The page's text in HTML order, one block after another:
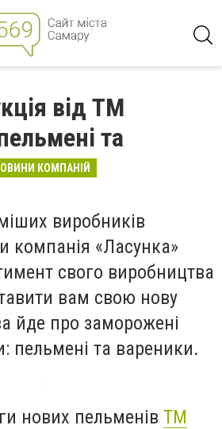
від ТМ
та
КОМПАНІЙ
виробників
компанія «Ласунка»
свого виробництва
вам свою нову
йде про заморожені
пельмені та вареники.
нових пельменів ТМ